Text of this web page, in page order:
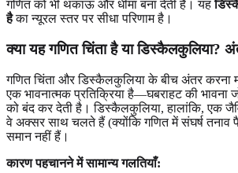
गणित को भी थकाऊ और धीमा बना देती है। यह
हैका न्यूरल स्तर पर सीधा परिणाम है।
क्या यह गणित चिंता है या डिस्कैलकुलिया?
गणित चिंता और डिस्कैलकुलिया के बीच अंतर करना
एक भावनात्मक प्रतिक्रिया है—घबराहट की भावना
को बंद कर देती है। डिस्कैलकुलिया, हालांकि, एक
वे अक्सर साथ चलते हैं (क्योंकि गणित में संघर्ष तनाव
समान नहीं हैं।
कारण पहचानने में सामान्य गलतियाँ: